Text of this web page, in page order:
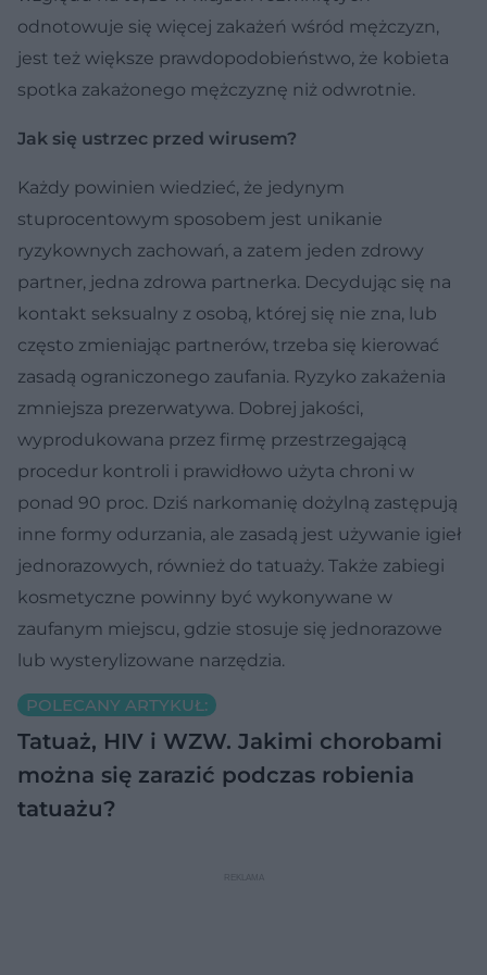
odnotowuje się więcej zakażeń wśród mężczyzn,
jest też większe prawdopodobieństwo, że kobieta
spotka zakażonego mężczyznę niż odwrotnie.
Jak się ustrzec przed wirusem?
Każdy powinien wiedzieć, że jedynym
stuprocentowym sposobem jest unikanie
ryzykownych zachowań, a zatem jeden zdrowy
partner, jedna zdrowa partnerka. Decydując się na
kontakt seksualny z osobą, której się nie zna, lub
często zmieniając partnerów, trzeba się kierować
zasadą ograniczonego zaufania. Ryzyko zakażenia
zmniejsza prezerwatywa. Dobrej jakości,
wyprodukowana przez firmę przestrzegającą
procedur kontroli i prawidłowo użyta chroni w
ponad 90 proc. Dziś narkomanię dożylną zastępują
inne formy odurzania, ale zasadą jest używanie igieł
jednorazowych, również do tatuaży. Także zabiegi
kosmetyczne powinny być wykonywane w
zaufanym miejscu, gdzie stosuje się jednorazowe
lub wysterylizowane narzędzia.
POLECANY ARTYKUŁ:
Tatuaż, HIV i WZW. Jakimi chorobami
można się zarazić podczas robienia
tatuażu?